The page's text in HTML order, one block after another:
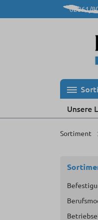
Hauptinhalt springen
Zur Hauptnavigation02861/
Unsere
Sortiment